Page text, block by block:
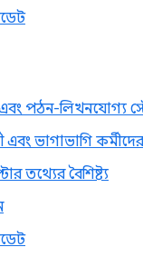
পঠন-লিখনযোগ্য
এবং ভাগাভাগি
তথ্যের বৈশিষ্ট্য